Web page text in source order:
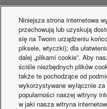
Jednostka zewnętrzna
Zewnętrzne źródło
zasilania
V
Prąd w trybie
chłodzenia (1p
220V / 3p 380)
Prąd w trybie
chłodzenia (1p
230V / 3p 400)
Co
Niniejsza strona internetowa
przechowują lub uzyskują
się na Twoim urządzeniu
piksele, wtyczki); dla
dalej „plikami cookie”. Aby
ściśle niezbędnych plików
także te pochodzące od
wykorzystywane wyłącznie
popularności naszej witryny
w jaki nasza witryna